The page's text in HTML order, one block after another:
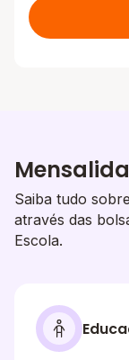
Saiba tudo
através das
Escola.